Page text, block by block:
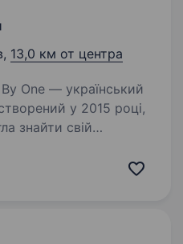
13,0 км от центра
у 2015 році,
знайти свій
оновлюємо колекції